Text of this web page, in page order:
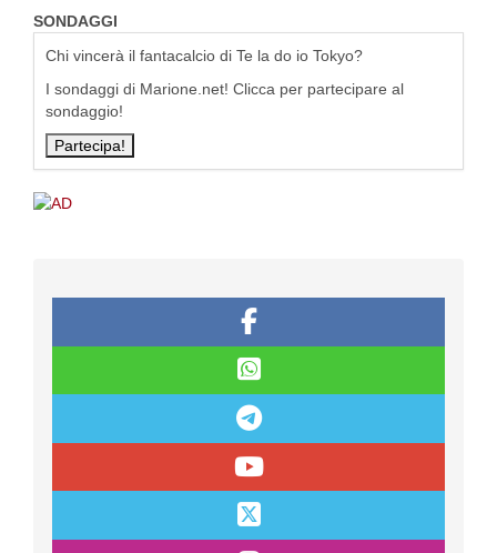
SONDAGGI
Chi vincerà il fantacalcio di Te la do io Tokyo?
I sondaggi di Marione.net! Clicca per partecipare al
sondaggio!